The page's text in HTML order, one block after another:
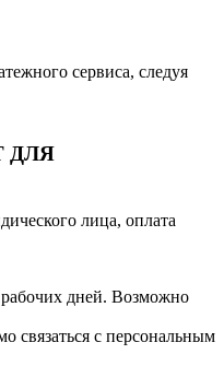
сервиса, следуя
ДЛЯ
лица, оплата
дней. Возможно
связаться с персональным